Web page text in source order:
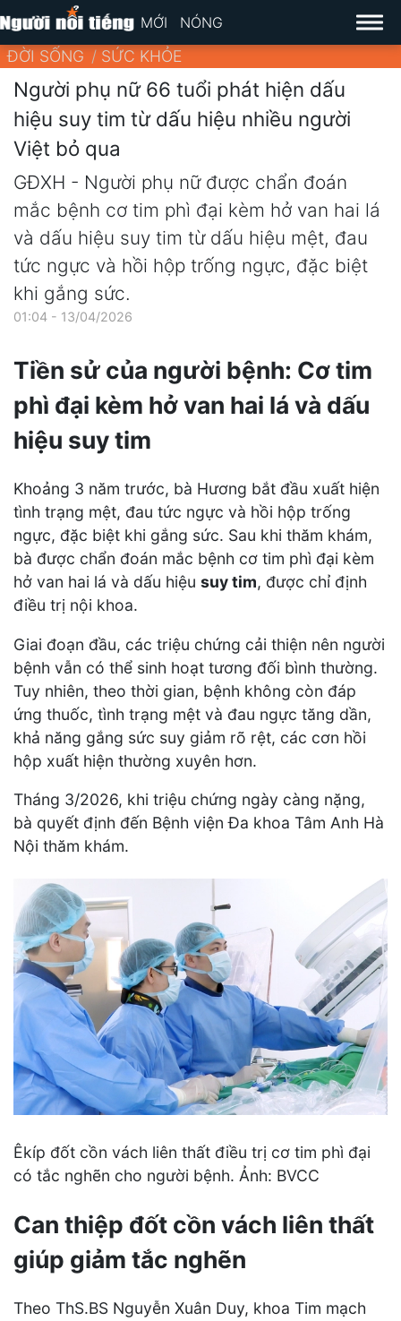
MỚI NÓNG
ĐỜI SỐNG SỨC KHỎE
Người phụ nữ 66 tuổi phát hiện dấu
hiệu suy tim từ dấu hiệu nhiều người
Việt bỏ qua
GĐXH - Người phụ nữ được chẩn đoán
mắc bệnh cơ tim phì đại kèm hở van hai lá
và dấu hiệu suy tim từ dấu hiệu mệt, đau
tức ngực và hồi hộp trống ngực, đặc biệt
khi gắng sức.
01:04 - 13/04/2026
Tiền sử của người bệnh: Cơ tim
phì đại kèm hở van hai lá và dấu
hiệu suy tim
Khoảng 3 năm trước, bà Hương bắt đầu xuất hiện
tình trạng mệt, đau tức ngực và hồi hộp trống
ngực, đặc biệt khi gắng sức. Sau khi thăm khám,
bà được chẩn đoán mắc bệnh cơ tim phì đại kèm
hở van hai lá và dấu hiệu suy tim, được chỉ định
điều trị nội khoa.
Giai đoạn đầu, các triệu chứng cải thiện nên người
bệnh vẫn có thể sinh hoạt tương đối bình thường.
Tuy nhiên, theo thời gian, bệnh không còn đáp
ứng thuốc, tình trạng mệt và đau ngực tăng dần,
khả năng gắng sức suy giảm rõ rệt, các cơn hồi
hộp xuất hiện thường xuyên hơn.
Tháng 3/2026, khi triệu chứng ngày càng nặng,
bà quyết định đến Bệnh viện Đa khoa Tâm Anh Hà
Nội thăm khám.
Êkíp đốt cồn vách liên thất điều trị cơ tim phì đại
có tắc nghẽn cho người bệnh. Ảnh: BVCC
Can thiệp đốt cồn vách liên thất
giúp giảm tắc nghẽn
Theo ThS.BS Nguyễn Xuân Duy, khoa Tim mạch